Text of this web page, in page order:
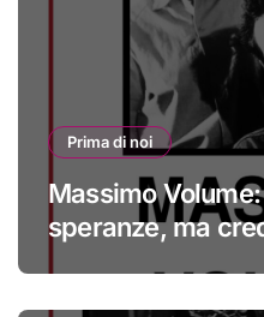
Prima di noi
Massimo
speranze, ma